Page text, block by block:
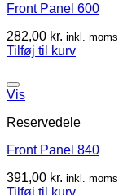
Front Panel 600
282,00 kr. inkl. moms
Tilføj til kurv
Vis
Reservedele
Front Panel 840
391,00 kr. inkl. moms
Tilføj til kurv